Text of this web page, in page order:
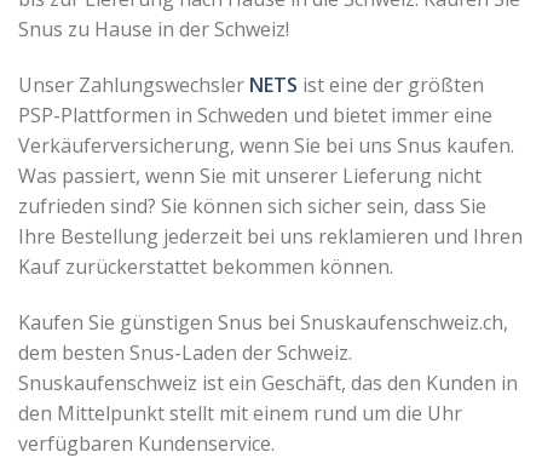
Snus zu Hause in der Schweiz!
Unser Zahlungswechsler NETS ist eine der größten
PSP-Plattformen in Schweden und bietet immer eine
Verkäuferversicherung, wenn Sie bei uns Snus kaufen.
Was passiert, wenn Sie mit unserer Lieferung nicht
zufrieden sind? Sie können sich sicher sein, dass Sie
Ihre Bestellung jederzeit bei uns reklamieren und Ihren
Kauf zurückerstattet bekommen können.
Kaufen Sie günstigen Snus bei Snuskaufenschweiz.ch,
dem besten Snus-Laden der Schweiz.
Snuskaufenschweiz istein Geschäft, das den Kunden in
den Mittelpunkt stellt mit einem rund um die Uhr
verfügbaren Kundenservice.